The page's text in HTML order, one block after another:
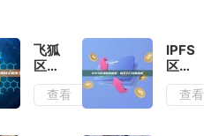
飞狐
区块
链浏
查看
IPFS
区块
链浏
查看